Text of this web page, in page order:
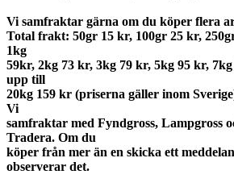
Vi samfraktar gärna om du köper flera
Total frakt: 50gr 15 kr, 100gr 25 kr,
1kg
59kr, 2kg 73 kr, 3kg 79 kr, 5kg 95 kr,
upp till
20kg 159 kr (priserna gäller inom
Vi
samfraktar med Fyndgross, Lampgross
Tradera. Om du
köper från mer än en skicka ett
observerar det.